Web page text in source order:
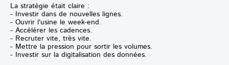
La stratégie était claire :
- Investir dans de nouvelles lignes.
- Ouvrir l'usine le week-end.
- Accélérer les cadences.
- Recruter vite, très vite.
- Mettre la pression pour sortir les volumes.
- Investir sur la digitalisation des données.